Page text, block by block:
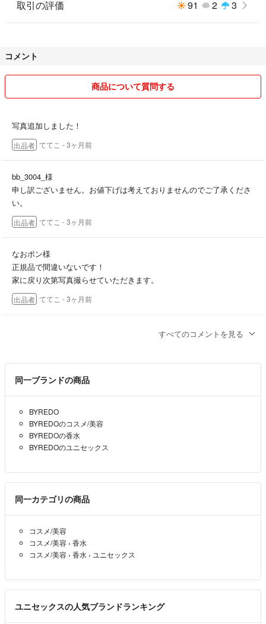
取引の評価 91 2 3
コメント
商品について質問する
写真追加しました！
出品者 ててこ - 3ヶ月前
bb_3004_様
申し訳ございません。お値下げは考えておりませんのでご了承くださ
い。
出品者 ててこ - 3ヶ月前
なおポン様
正規品で間違いないです！
家に戻り次第写真撮らせていただきます。
出品者 ててこ - 3ヶ月前
もう少し水平な位置から写真撮っていただけますか？
なおぽん- 3ヶ月前
10000¥で大丈夫でしょうか？
bb_3004- 3ヶ月前
すべてのコメントを見る
同一ブランドの商品
BYREDO
BYREDOのコスメ/美容
BYREDOの香水
BYREDOのユニセックス
同一カテゴリの商品
コスメ/美容
コスメ/美容 › 香水
コスメ/美容 › 香水 › ユニセックス
ユニセックスの人気ブランドランキング